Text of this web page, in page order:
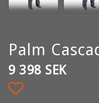
Palm
9 398 SEK